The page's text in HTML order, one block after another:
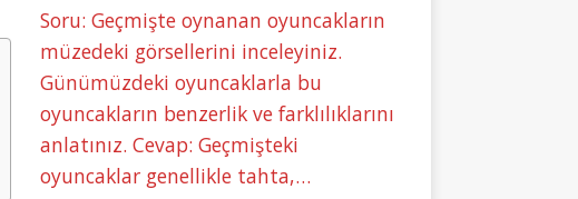
Soru: Geçmişte oynanan oyuncakların
müzedeki görsellerini inceleyiniz.
Günümüzdeki oyuncaklarla bu
oyuncakların benzerlik ve farklılıklarını
anlatınız. Cevap: Geçmişteki
oyuncaklar genellikle tahta,…